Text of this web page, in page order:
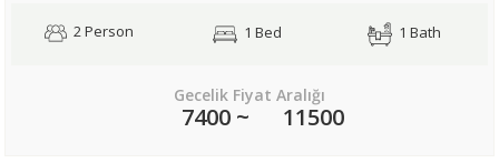
2 Person 1 Bed 1 Bath
Gecelik Fiyat Aralığı
7400 ~ 11500